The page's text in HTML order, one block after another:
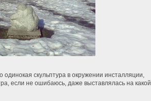
скульптура в окружении инсталляции,
если не ошибаюсь, даже выставлялась на